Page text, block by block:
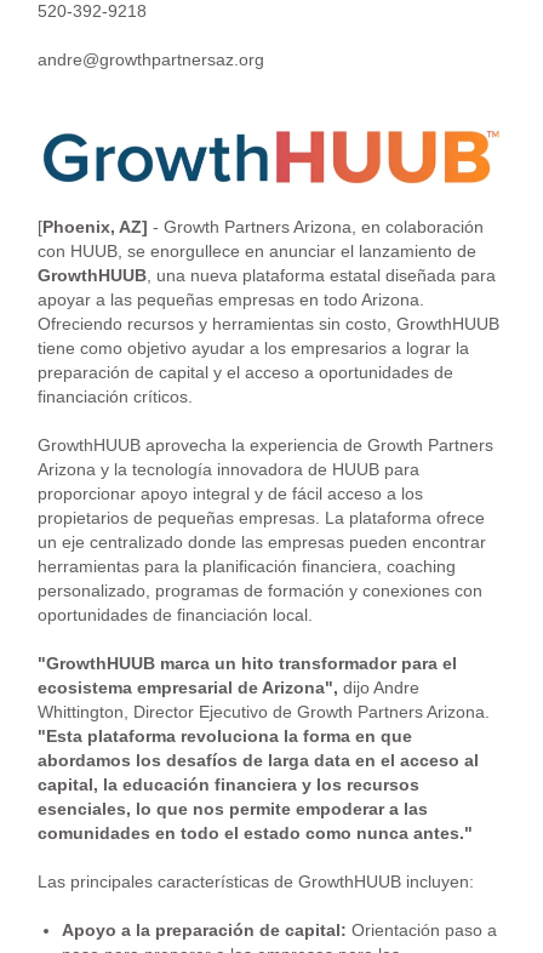
520-392-9218
andre@growthpartnersaz.org
[Phoenix, AZ] - Growth Partners Arizona, en colaboración
con HUUB, se enorgullece en anunciar el lanzamiento de
GrowthHUUB, una nueva plataforma estatal diseñada para
apoyar a las pequeñas empresas en todo Arizona.
Ofreciendo recursos y herramientas sin costo, GrowthHUUB
tiene como objetivo ayudar a los empresarios a lograr la
preparación de capital y el acceso a oportunidades de
financiación críticos.
GrowthHUUB aprovecha la experiencia de Growth Partners
Arizona y la tecnología innovadora de HUUB para
proporcionar apoyo integral y de fácil acceso a los
propietarios de pequeñas empresas. La plataforma ofrece
un eje centralizado donde las empresas pueden encontrar
herramientas para la planificación financiera, coaching
personalizado, programas de formación y conexiones con
oportunidades de financiación local.
"GrowthHUUB marca un hito transformador para el
ecosistema empresarial de Arizona",dijo Andre
Whittington, Director Ejecutivo de Growth Partners Arizona.
"Esta plataforma revoluciona la forma en que
abordamos los desafíos de larga data en el acceso al
capital, la educación financiera y los recursos
esenciales, lo que nos permite empoderar a las
comunidades en todo el estado como nunca antes."
Las principales características de GrowthHUUB incluyen:
Apoyo a la preparación de capital: Orientación paso a